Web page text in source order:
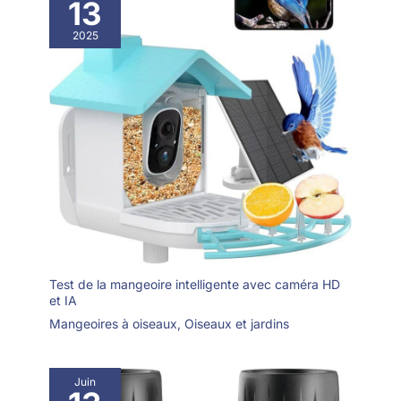
intégrée de 32 Go est
incluse pour un stockage
vidéo pratique
localement. Cadeau
parfait pour les
amoureux de la nature :
nous vous présentons
l'appareil photo Birdkiss
pour nichoir, le cadeau
idéal pour grand-père,
maman, papa ou toute
personne qui aime la
nature. Partagez des
moments spéciaux
oiseaux sur les réseaux
souvenirs ensemble.
nichoir offre une
expérience éducative,
13
2025
Test de la mangeoire intelligente avec caméra HD
et IA
Mangeoires à oiseaux, Oiseaux et jardins
Juin